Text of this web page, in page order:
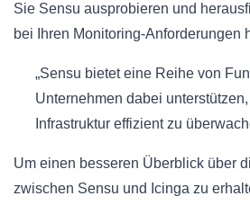
Sie Sensu ausprobieren und
bei Ihren Monitoring-Anforderungen
„Sensu bietet eine Reihe von
Unternehmen dabei
Infrastruktur effizient zu
Um einen besseren Überblick über
zwischen Sensu und Icinga zu